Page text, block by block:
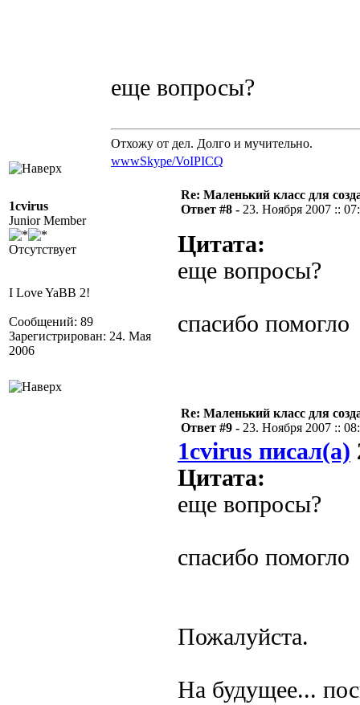
еще вопросы?
Отхожу от дел. Долго и мучительно.
wwwSkype/VoIPICQ
1cvirus
Junior Member
Отсутствует
I Love YaBB 2!
Сообщений: 89
Зарегистрирован: 24. Мая
2006
Re: Маленький класс для
Ответ #8 - 23. Ноября 2007 ::
Цитата:
еще вопросы?
спасибо помогло
Re: Маленький класс для
Ответ #9 - 23. Ноября 2007 ::
1cvirus писал(а)
Цитата:
еще вопросы?
спасибо помогло
Пожалуйста.
На будущее...